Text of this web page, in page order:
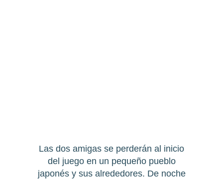
Las dos amigas se perderán al inicio
del juego en un pequeño pueblo
japonés y sus alrededores. De noche